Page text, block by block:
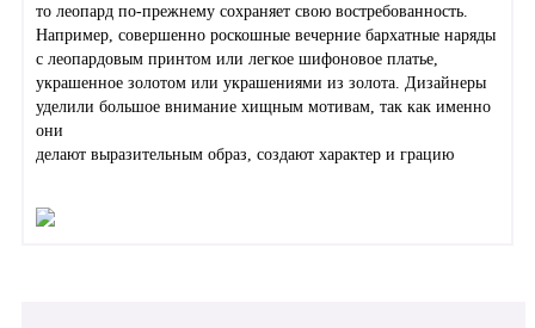
то леопард по-прежнему сохраняет свою востребованность.
Например, совершенно роскошные вечерние бархатные наряды
с леопардовым принтом или легкое шифоновое платье,
украшенное золотом или украшениями из золота. Дизайнеры
уделили большое внимание хищным мотивам, так как именно
они
делают выразительным образ, создают характер и грацию